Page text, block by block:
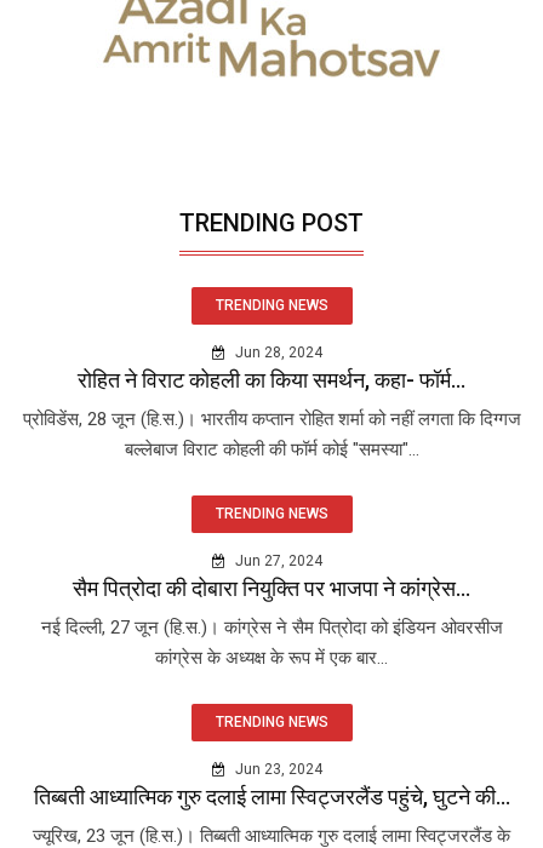
TRENDING POST
TRENDING NEWS
Jun 28, 2024
रोहित ने विराट कोहली का किया समर्थन, कहा- फॉर्म...
प्रोविडेंस, 28 जून (हि.स.)। भारतीय कप्तान रोहित शर्मा को नहीं लगता कि दिग्गज
बल्लेबाज विराट कोहली की फॉर्म कोई "समस्या"...
TRENDING NEWS
Jun 27, 2024
सैम पित्रोदा की दोबारा नियुक्ति पर भाजपा ने कांग्रेस...
नई दिल्ली, 27 जून (हि.स.)। कांग्रेस ने सैम पित्रोदा को इंडियन ओवरसीज
कांग्रेस के अध्यक्ष के रूप में एक बार...
TRENDING NEWS
Jun 23, 2024
तिब्बती आध्यात्मिक गुरु दलाई लामा स्विट्जरलैंड पहुंचे, घुटने की...
ज्यूरिख, 23 जून (हि.स.)। तिब्बती आध्यात्मिक गुरु दलाई लामा स्विट्जरलैंड के